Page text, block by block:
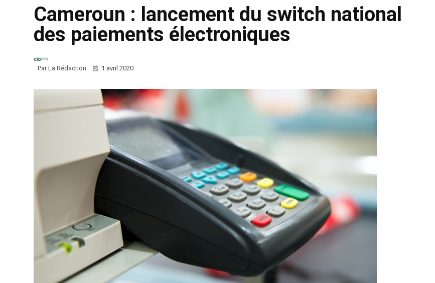
Cameroun : lancement du switch national
des paiements électroniques
ParLa Rédaction 1 avril 2020